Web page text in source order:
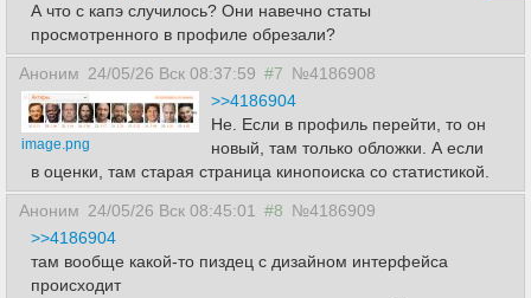
А что с капэ случилось? Они навечно статы
просмотренного в профиле обрезали?
Аноним 24/05/26 Вск 08:37:59 #7 №4186908
image.png
>>4186904
Не. Если в профиль перейти, то он
новый, там только обложки. А если
в оценки, там старая страница кинопоиска со статистикой.
Аноним 24/05/26 Вск 08:45:01 #8 №4186909
>>4186904
там вообще какой-то пиздец с дизайном интерфейса
происходит